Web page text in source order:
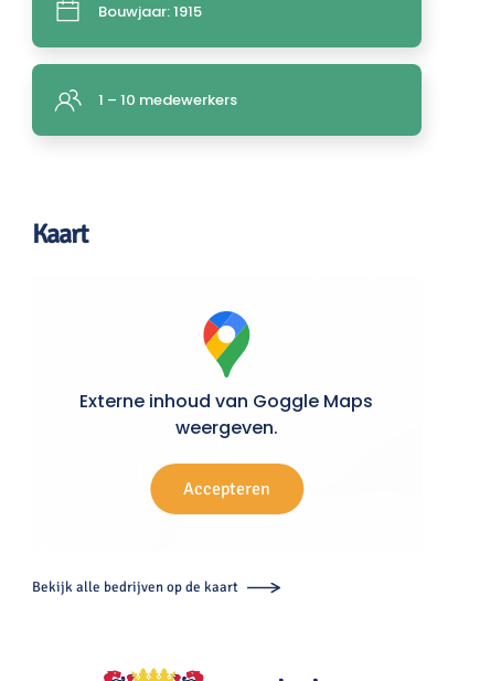
Bouwjaar: 1915
1 – 10 medewerkers
Kaart
Externe inhoud van Goggle Maps
weergeven.
Accepteren
Bekijk alle bedrijven op de kaart